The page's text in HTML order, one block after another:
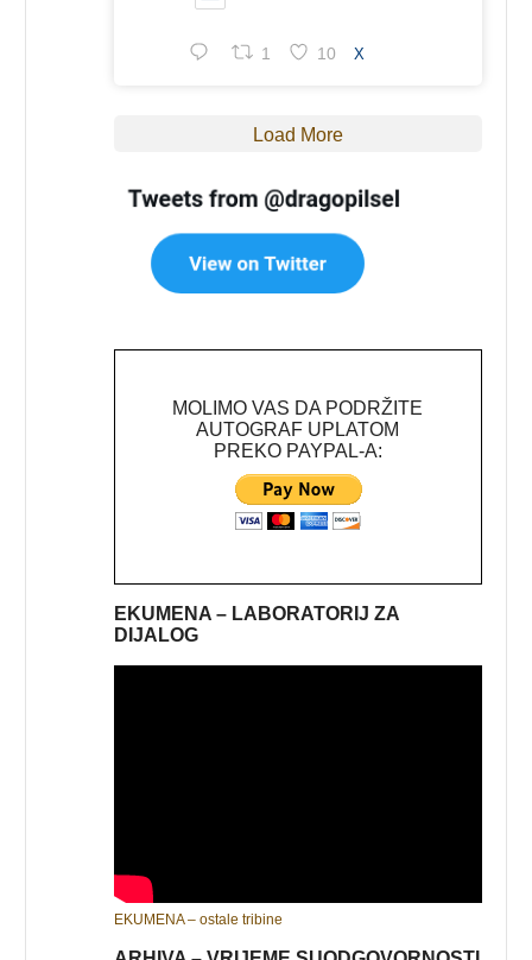
1 10 X
Load More
MOLIMO VAS DA PODRŽITE
AUTOGRAF UPLATOM
PREKO PAYPAL-A:
EKUMENA – LABORATORIJ ZA
DIJALOG
EKUMENA – ostale tribine